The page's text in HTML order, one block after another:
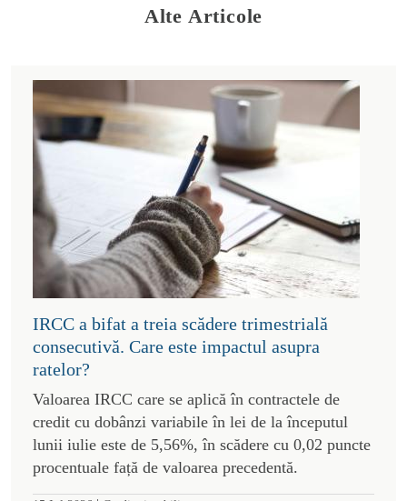
Alte Articole
IRCC a bifat a treia scădere trimestrială
consecutivă. Care este impactul asupra
ratelor?
Valoarea IRCC care se aplică în contractele de
credit cu dobânzi variabile în lei de la începutul
lunii iulie este de 5,56%, în scădere cu 0,02 puncte
procentuale față de valoarea precedentă.